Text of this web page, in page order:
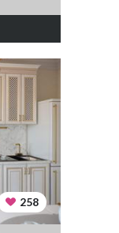
258